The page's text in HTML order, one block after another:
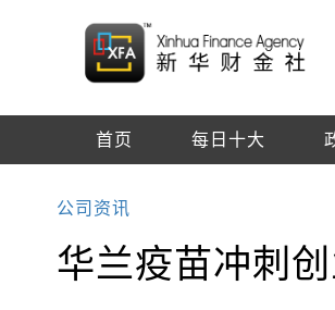
首页 每日十大
公司资讯
华兰疫苗冲刺